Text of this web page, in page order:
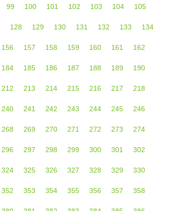
99 100 101 102 103 104 105
128 129 130 131 132 133 134
156 157 158 159 160 161 162
184 185 186 187 188 189 190
212 213 214 215 216 217 218
240 241 242 243 244 245 246
268 269 270 271 272 273 274
296 297 298 299 300 301 302
324 325 326 327 328 329 330
352 353 354 355 356 357 358